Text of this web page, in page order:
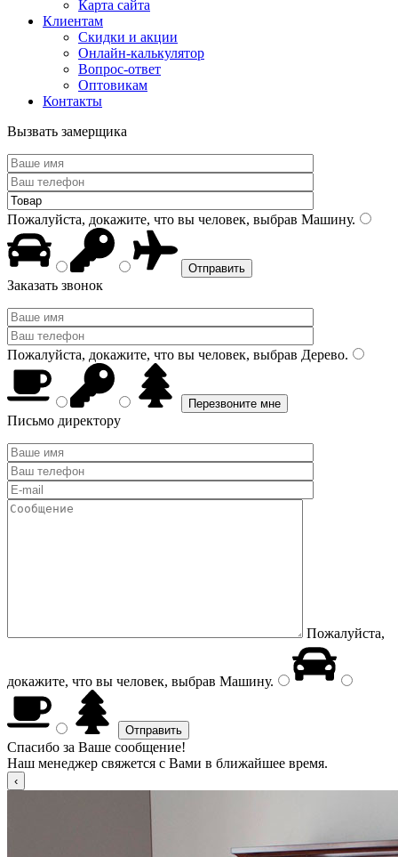
Карта сайта
Клиентам
Скидки и акции
Онлайн-калькулятор
Вопрос-ответ
Оптовикам
Контакты
Вызвать замерщика
Пожалуйста, докажите, что вы человек, выбрав Машину.
Заказать звонок
Пожалуйста, докажите, что вы человек, выбрав Дерево.
Письмо директору
Пожалуйста,
докажите, что вы человек, выбрав Машину.
Спасибо за Ваше сообщение!
Наш менеджер свяжется с Вами в ближайшее время.